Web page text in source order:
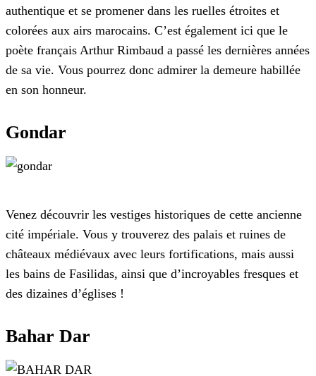
authentique et se promener dans les ruelles étroites et
colorées aux airs marocains. C’est également ici que le
poète français Arthur Rimbaud a passé les dernières années
de sa vie. Vous pourrez donc admirer la demeure habillée
en son honneur.
Gondar
Venez découvrir les vestiges historiques de cette ancienne
cité impériale. Vous y trouverez des palais et ruines de
châteaux médiévaux avec leurs fortifications, mais aussi
les bains de Fasilidas, ainsi que d’incroyables fresques et
des dizaines d’églises !
Bahar Dar